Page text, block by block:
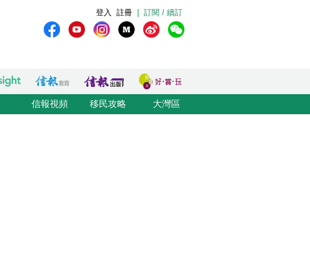
訂閱 / 續訂
註冊
登入
信報視頻 移民攻略 大灣區